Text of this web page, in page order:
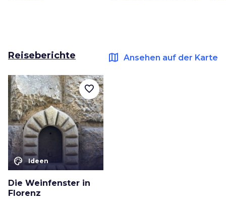
Reiseberichte map Ansehen auf der Karte
color_lens Ideen
Die Weinfenster in
Florenz
favorite_border